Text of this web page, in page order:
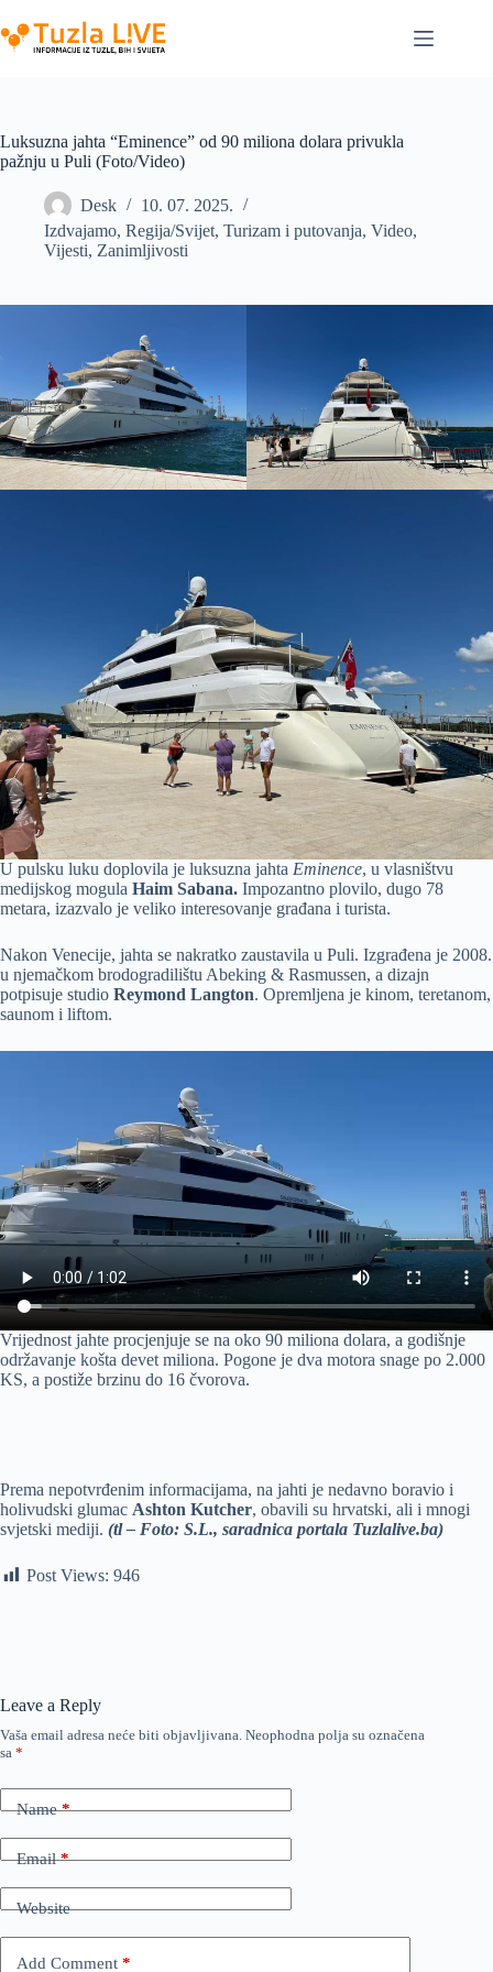
to
content
Luksuzna jahta “Eminence” od 90 miliona dolara privukla
pažnju u Puli (Foto/Video)
Desk
10. 07. 2025.
Izdvajamo, Regija/Svijet, Turizam i putovanja, Video,
Vijesti, Zanimljivosti
U pulsku luku doplovila je luksuzna jahta Eminence, u vlasništvu
medijskog mogula Haim Sabana. Impozantno plovilo, dugo 78
metara, izazvalo je veliko interesovanje građana i turista.
Nakon Venecije, jahta se nakratko zaustavila u Puli. Izgrađena je 2008.
u njemačkom brodogradilištu Abeking & Rasmussen, a dizajn
potpisuje studio Reymond Langton. Opremljena je kinom, teretanom,
saunom i liftom.
Vrijednost jahte procjenjuje se na oko 90 miliona dolara, a godišnje
održavanje košta devet miliona. Pogone je dva motora snage po 2.000
KS, a postiže brzinu do 16 čvorova.
Prema nepotvrđenim informacijama, na jahti je nedavno boravio i
holivudski glumac Ashton Kutcher, obavili su hrvatski, ali i mnogi
svjetski mediji. (tl – Foto: S.L., saradnica portala Tuzlalive.ba)
Post Views: 946
Leave a Reply
Vaša email adresa neće biti objavljivana. Neophodna polja su označena
sa *
Name*
Email*
Website
Add Comment *